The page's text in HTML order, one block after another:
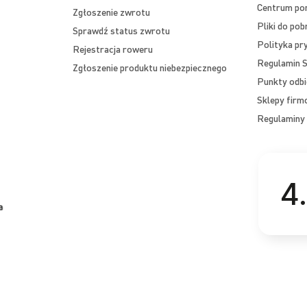
Zgłoszenie zwrotu
Sprawdź status zwrotu
Rejestracja roweru
Zgłoszenie produktu niebezpiecznego
Centrum
Pliki do
Polityka
Regulamin
Punkty
Sklepy